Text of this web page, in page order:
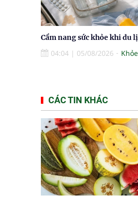
Cẩm nang sức khỏe khi du
04:04 | 05/08/2026
CÁC TIN KHÁC